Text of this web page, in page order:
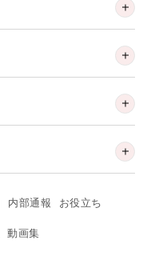
内部通報 お役立ち
動画集